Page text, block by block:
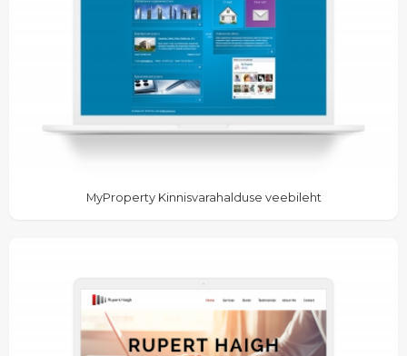
MyProperty Kinnisvarahalduse veebileht